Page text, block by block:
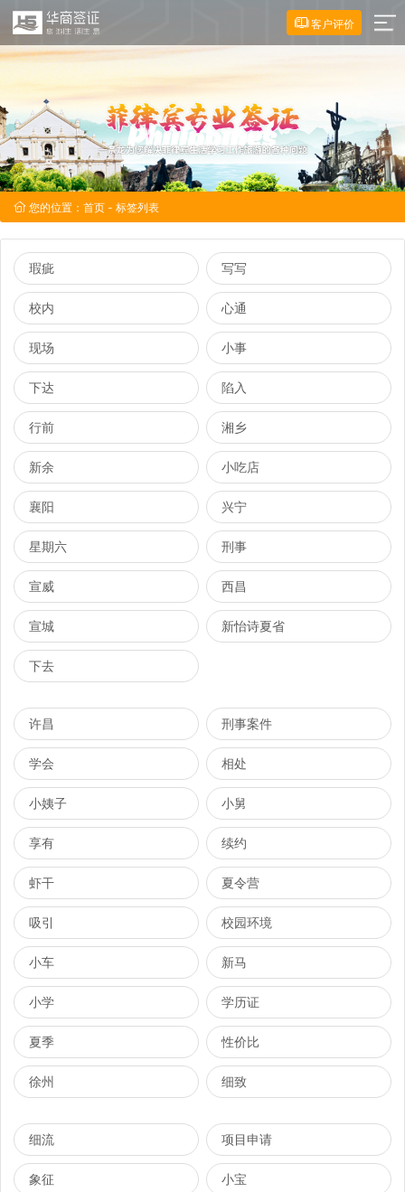
客户评价
您的位置： 首页 - 标签列表
瑕疵 写写
校内 心通
现场 小事
下达 陷入
行前 湘乡
新余 小吃店
襄阳 兴宁
星期六 刑事
宣威 西昌
宣城 新怡诗夏省
下去
许昌 刑事案件
学会 相处
小姨子 小舅
享有 续约
虾干 夏令营
吸引 校园环境
小车 新马
小学 学历证
夏季 性价比
徐州 细致
细流 项目申请
象征 小宝